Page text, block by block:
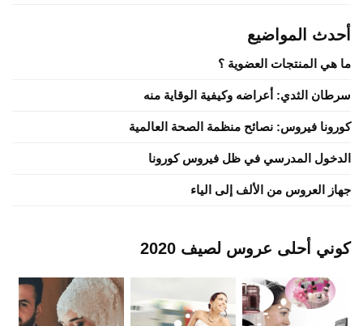
أحدث المواضيع
ما هي المنتجات العضوية ؟
سرطان الثدي: أعراضه وكيفية الوقاية منه
كورونا فيروس: نصائح منظمة الصحة العالمية
الدخول المدرسي في ظل فيروس كورونا
جهاز العروس من الألف إلى الياء
كوني أحلى عروس لصيف 2020